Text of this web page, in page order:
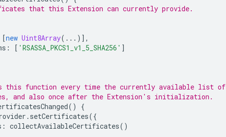
that this Extension can currently provide.
[new Uint8Array(...)],
: [ 'RSASSA_PKCS1_v1_5_SHA256' ]
this function every time the currently available list of
and also once after the Extension's initialization.
()
{
. setCertificates({
: collectAvailableCertificates()